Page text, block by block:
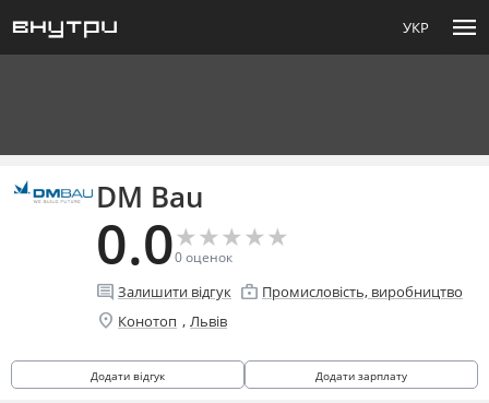
УКР menu
DM Bau
0.0★
★★
★★
★★
★★
★
0оценок
comment Залишити відгук enterprise Промисловість, виробництво
location_on Конотоп , Львів
Додати відгук Додати зарплату